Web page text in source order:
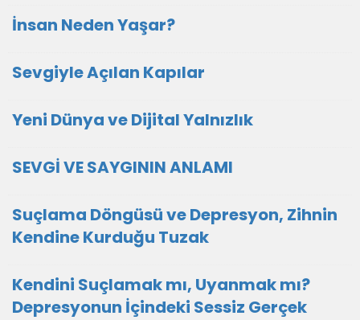
İnsan Neden Yaşar?
Sevgiyle Açılan Kapılar
Yeni Dünya ve Dijital Yalnızlık
SEVGİ VE SAYGININ ANLAMI
Suçlama Döngüsü ve Depresyon, Zihnin
Kendine Kurduğu Tuzak
Kendini Suçlamak mı, Uyanmak mı?
Depresyonun İçindeki Sessiz Gerçek